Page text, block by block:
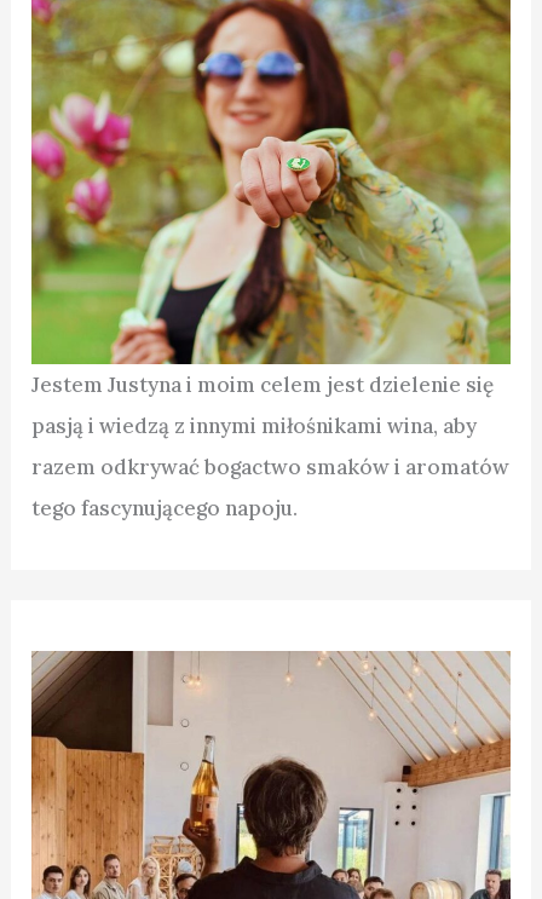
Jestem Justyna i moim celem jest dzielenie się
pasją i wiedzą z innymi miłośnikami wina, aby
razem odkrywać bogactwo smaków i aromatów
tego fascynującego napoju.